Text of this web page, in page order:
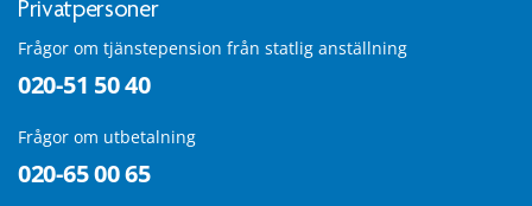
Privatpersoner
Frågor om tjänstepension från statlig anställning
020-51 50 40
Frågor om utbetalning
020-65 00 65